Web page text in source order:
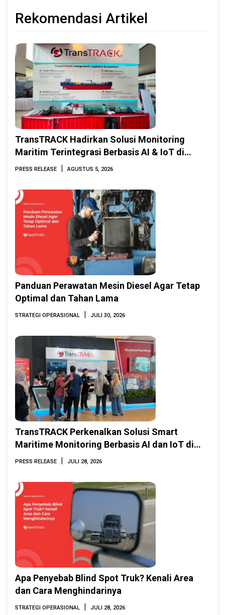
Rekomendasi Artikel
TransTRACK Hadirkan Solusi Monitoring
Maritim Terintegrasi Berbasis AI & IoT di
Indonesia Marine & Offshore Expo (IMOX)
PRESS RELEASE | AGUSTUS 5, 2026
Panduan Perawatan Mesin Diesel Agar Tetap
Optimal dan Tahan Lama
STRATEGI OPERASIONAL | JULI 30, 2026
TransTRACK Perkenalkan Solusi Smart
Maritime Monitoring Berbasis AI dan IoT di
INAMARINE 2026
PRESS RELEASE | JULI 28, 2026
Apa Penyebab Blind Spot Truk? Kenali Area
dan Cara Menghindarinya
STRATEGI OPERASIONAL | JULI 28, 2026